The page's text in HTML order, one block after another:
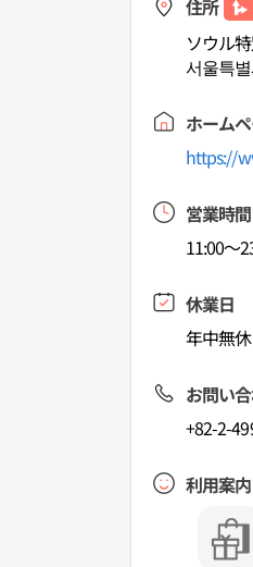
住所
ソウル
서울특
ホーム
https://
営業時間
11:00～
休業日
年中無休
お問い
+82-2-
利用案内